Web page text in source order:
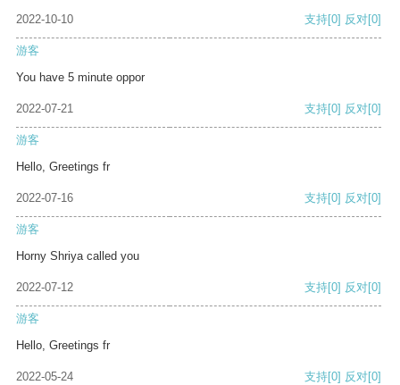
2022-10-10 支持[0] 反对[0]
游客
You have 5 minute oppor
2022-07-21 支持[0] 反对[0]
游客
Hello, Greetings fr
2022-07-16 支持[0] 反对[0]
游客
Horny Shriya called you
2022-07-12 支持[0] 反对[0]
游客
Hello, Greetings fr
2022-05-24 支持[0] 反对[0]